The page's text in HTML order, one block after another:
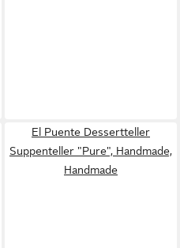
El Puente Dessertteller
Suppenteller "Pure", Handmade,
Handmade